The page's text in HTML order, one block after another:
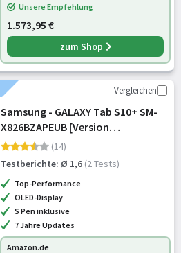
Unsere Empfehlung
1.573,95 €
zum Shop
Vergleichen
Samsung - GALAXY Tab S10+ SM-
X826BZAPEUB [Version
Rumänische]
(14)
Testberichte: Ø 1,6 (2 Tests)
Top-Performance
OLED-Display
S Pen inklusive
7 Jahre Updates
Amazon.de